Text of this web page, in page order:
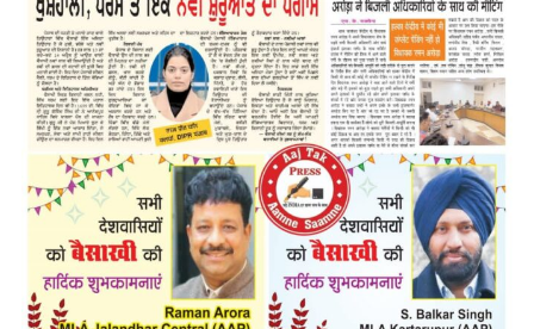
शुभकामनाएं
E
Paper